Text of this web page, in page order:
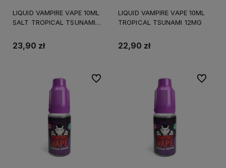
LIQUID VAMPIRE VAPE 10ML
SALT TROPICAL TSUNAMI
23,90 zł
LIQUID VAMPIRE VAPE 10ML
TROPICAL TSUNAMI 12MG
22,90 zł
Do ulubionych Do